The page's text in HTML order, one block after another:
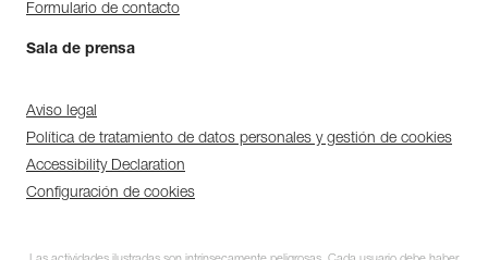
Formulario de contacto
Sala de prensa
Aviso legal
Política de tratamiento de datos personales y gestión de cookies
Accessibility Declaration
Configuración de cookies